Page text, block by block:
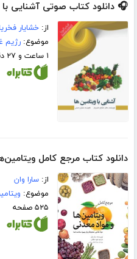
🎧 دانلود کتاب صوتی آشنایی با
از:خشایار
موضوع:رژیم
۱ ساعت و ۲۷ دقیقه
دانلود کتاب مرجع کامل
از:سارا وان
موضوع:
۵۲۵ صفحه